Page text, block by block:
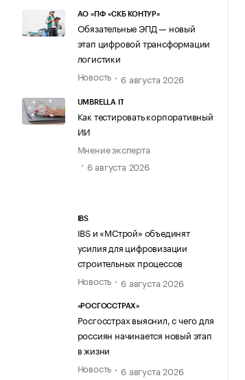
АО «ПФ «СКБ КОНТУР»
Обязательные ЭПД — новый
этап цифровой трансформации
логистики
Новость
6 августа 2026
UMBRELLA IT
Как тестировать корпоративный
ИИ
Мнение эксперта
6 августа 2026
IBS
IBS и «МСтрой» объединят
усилия для цифровизации
строительных процессов
Новость
6 августа 2026
«РОСГОССТРАХ»
Росгосстрах выяснил, с чего для
россиян начинается новый этап
в жизни
Новость
6 августа 2026